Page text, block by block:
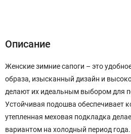
Описание
Женские зимние сапоги – это
образа, изысканный дизайн и
делают их идеальным выбором для
Устойчивая подошва обеспечивает
утепленная меховая подкладка
вариантом на холодный период